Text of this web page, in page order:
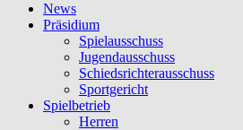
News
Präsidium
Spielausschuss
Jugendausschuss
Schiedsrichterausschuss
Sportgericht
Spielbetrieb
Herren